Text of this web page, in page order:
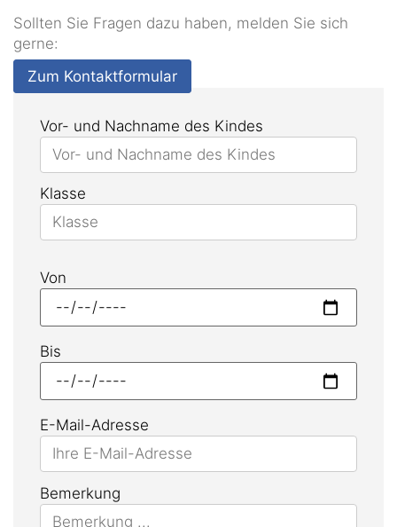
Vor- und Nachname des Kindes
Klasse
Von
Bis
E-Mail-Adresse
Bemerkung
Sollten Sie Fragen dazu haben, melden Sie sich
gerne:
Zum Kontaktformular